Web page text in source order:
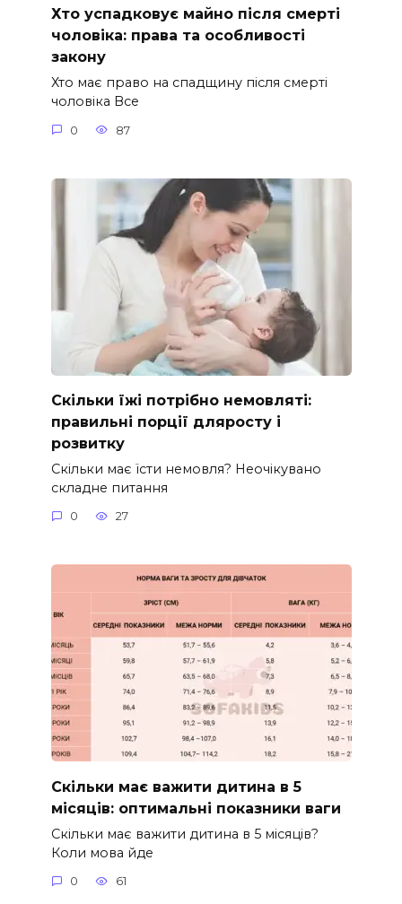
Хто успадковує майно після смерті
чоловіка: права та особливості
закону
Хто має право на спадщину після смерті
чоловіка Все
0 87
Скільки їжі потрібно немовляті:
правильні порції дляросту і
розвитку
Скільки має їсти немовля? Неочікувано
складне питання
0 27
Скільки має важити дитина в 5
місяців: оптимальні показники ваги
Скільки має важити дитина в 5 місяців?
Коли мова йде
0 61